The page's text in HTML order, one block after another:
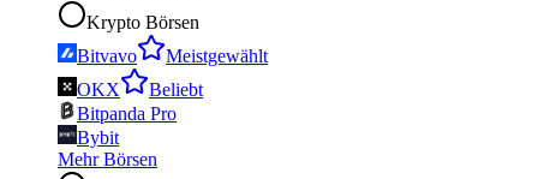
Krypto Börsen
Bitvavo
Meistgewählt
OKX
Beliebt
Bitpanda Pro
Bybit
Mehr Börsen